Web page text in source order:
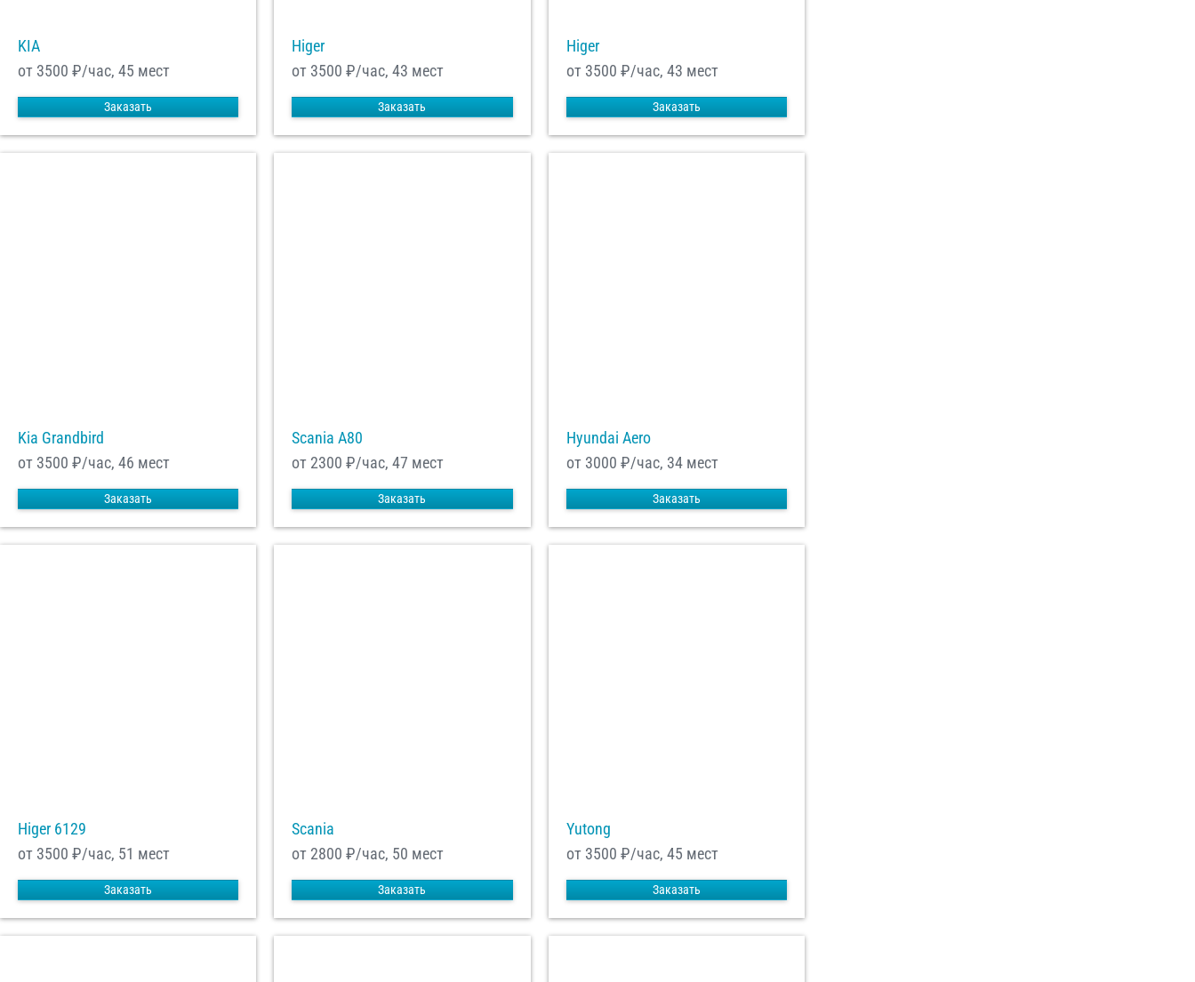
KIA
от 3500 ₽/час, 45 мест
Заказать
Higer
от 3500 ₽/час, 43 мест
Заказать
Higer
от 3500 ₽/час, 43 мест
Заказать
Kia Grandbird
от 3500 ₽/час, 46 мест
Заказать
Scania A80
от 2300 ₽/час, 47 мест
Заказать
Hyundai Aero
от 3000 ₽/час, 34 мест
Заказать
Higer 6129
от 3500 ₽/час, 51 мест
Заказать
Scania
от 2800 ₽/час, 50 мест
Заказать
Yutong
от 3500 ₽/час, 45 мест
Заказать